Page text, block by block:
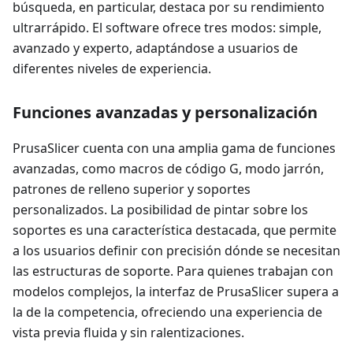
búsqueda, en particular, destaca por su rendimiento
ultrarrápido. El software ofrece tres modos: simple,
avanzado y experto, adaptándose a usuarios de
diferentes niveles de experiencia.
Funciones avanzadas y personalización
PrusaSlicer cuenta con una amplia gama de funciones
avanzadas, como macros de código G, modo jarrón,
patrones de relleno superior y soportes
personalizados. La posibilidad de pintar sobre los
soportes es una característica destacada, que permite
a los usuarios definir con precisión dónde se necesitan
las estructuras de soporte. Para quienes trabajan con
modelos complejos, la interfaz de PrusaSlicer supera a
la de la competencia, ofreciendo una experiencia de
vista previa fluida y sin ralentizaciones.